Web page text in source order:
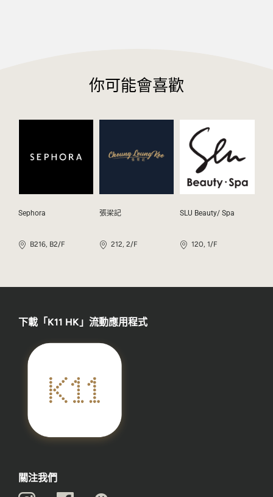
你可能會喜歡
Sephora
B216, B2/F
張梁記
212, 2/F
SLU Beauty/ Spa
120, 1/F
下載「K11 HK」流動應用程式
關注我們